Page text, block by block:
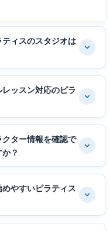
ィスのスタジオは
ッスン対応のピラ
ター情報を確認で
？
やすいピラティス